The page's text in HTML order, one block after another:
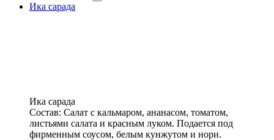
Ика сарада
Ика сарада
Состав: Салат с кальмаром, ананасом, томатом,
листьями салата и красным луком. Подается под
фирменным соусом, белым кунжутом и нори.